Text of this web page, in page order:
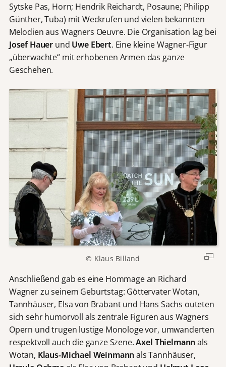
Sytske Pas, Horn; Hendrik Reichardt, Posaune; Philipp
Günther, Tuba) mit Weckrufen und vielen bekannten
Melodien aus Wagners Oeuvre. Die Organisation lag bei
Josef Hauer und Uwe Ebert. Eine kleine Wagner-Figur
„überwachte“ mit erhobenen Armen das ganze
Geschehen.
© Klaus Billand
Anschließend gab es eine Hommage an Richard
Wagner zu seinem Geburtstag: Göttervater Wotan,
Tannhäuser, Elsa von Brabant und Hans Sachs outeten
sich sehr humorvoll als zentrale Figuren aus Wagners
Opern und trugen lustige Monologe vor, umwanderten
respektvoll auch die ganze Szene.Axel Thielmannals
Wotan, Klaus-Michael Weinmannals Tannhäuser,